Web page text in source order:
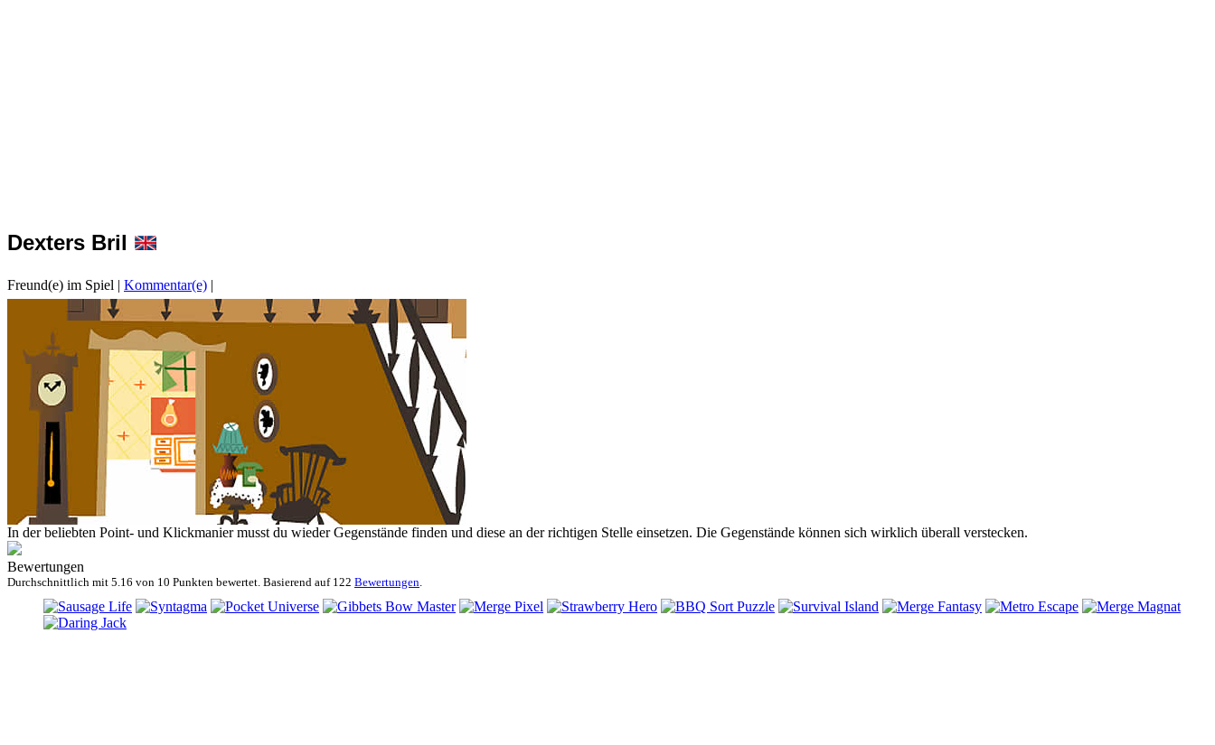
Dexters Bril
Freund(e) im Spiel | Kommentar(e) |
In der beliebten Point- und Klickmanier musst du wieder Gegenstände finden und diese an der richtigen Stelle einsetzen. Die Gegenstände können sich wirklich überall verstecken.
Bewertungen
Durchschnittlich mit 5.16 von 10 Punkten bewertet. Basierend auf 122 Bewertungen